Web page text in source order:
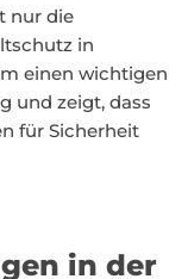
nur die
in
einen wichtigen
und zeigt, dass
für Sicherheit
in der